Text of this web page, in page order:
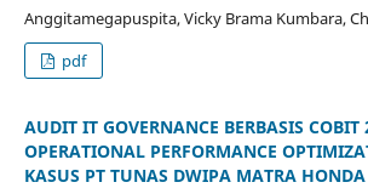
Anggitamegapuspita, Vicky Brama Kumbara,
pdf
AUDIT IT GOVERNANCE BERBASIS
OPERATIONAL PERFORMANCE
KASUS PT TUNAS DWIPA MATRA